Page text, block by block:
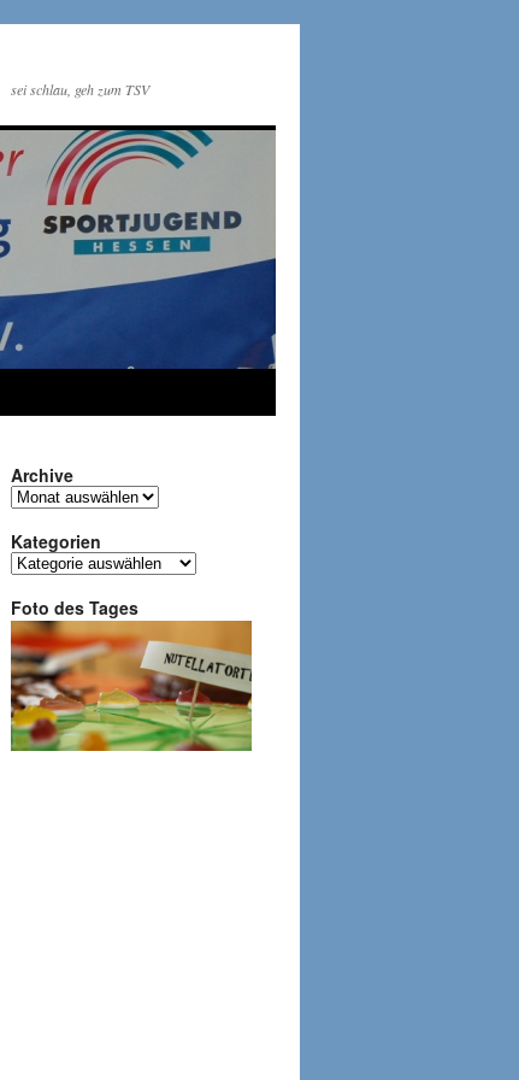
sei schlau, geh zum TSV
Archive
Archive
Kategorien
Kategorien
Foto des Tages